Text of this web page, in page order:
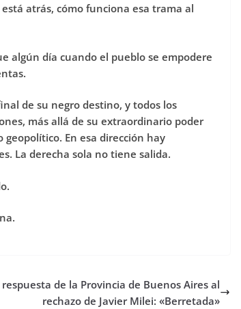
atrás, cómo funciona esa trama al
algún día cuando el pueblo se empodere
de su negro destino, y todos los
más allá de su extraordinario poder
En esa dirección hay
La derecha sola no tiene salida.
respuesta de la Provincia de Buenos Aires al
rechazo de Javier Milei: «Berretada»